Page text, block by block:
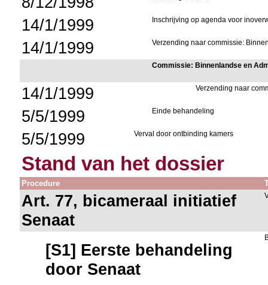
14/1/1999 Inschrijving op agenda voor
14/1/1999 Verzending naar commissie:
Commissie: Binnenlandse en
14/1/1999 Verzending naar
5/5/1999 Einde behandeling
5/5/1999 Verval door ontbinding kamers
Stand van het dossier
Procedure
Art. 77, bicameraal initiatief
Senaat
[S1] Eerste behandeling
door Senaat